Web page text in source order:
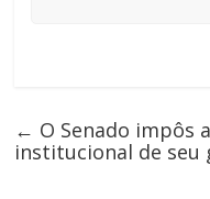
← O Senado impôs
institucional de seu